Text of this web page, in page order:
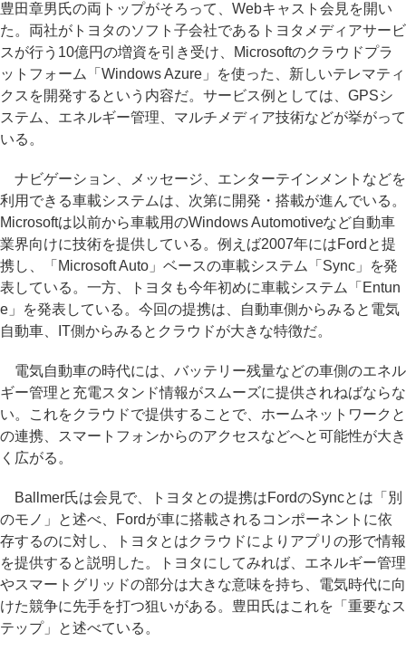
豊田章男氏の両トップがそろって、Webキャスト会見を開い
た。両社がトヨタのソフト子会社であるトヨタメディアサービ
スが行う10億円の増資を引き受け、Microsoftのクラウドプラ
ットフォーム「Windows Azure」を使った、新しいテレマティ
クスを開発するという内容だ。サービス例としては、GPSシ
ステム、エネルギー管理、マルチメディア技術などが挙がって
いる。
ナビゲーション、メッセージ、エンターテインメントなどを
利用できる車載システムは、次第に開発・搭載が進んでいる。
Microsoftは以前から車載用のWindows Automotiveなど自動車
業界向けに技術を提供している。例えば2007年にはFordと提
携し、「Microsoft Auto」ベースの車載システム「Sync」を発
表している。一方、トヨタも今年初めに車載システム「Entun
e」を発表している。今回の提携は、自動車側からみると電気
自動車、IT側からみるとクラウドが大きな特徴だ。
電気自動車の時代には、バッテリー残量などの車側のエネル
ギー管理と充電スタンド情報がスムーズに提供されねばならな
い。これをクラウドで提供することで、ホームネットワークと
の連携、スマートフォンからのアクセスなどへと可能性が大き
く広がる。
Ballmer氏は会見で、トヨタとの提携はFordのSyncとは「別
のモノ」と述べ、Fordが車に搭載されるコンポーネントに依
存するのに対し、トヨタとはクラウドによりアプリの形で情報
を提供すると説明した。トヨタにしてみれば、エネルギー管理
やスマートグリッドの部分は大きな意味を持ち、電気時代に向
けた競争に先手を打つ狙いがある。豊田氏はこれを「重要なス
テップ」と述べている。